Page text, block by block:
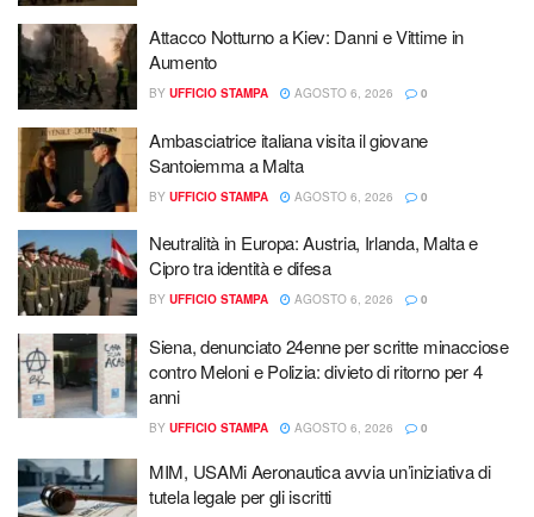
Attacco Notturno a Kiev: Danni e Vittime in
Aumento
BY UFFICIO STAMPA AGOSTO 6, 2026 0
Ambasciatrice italiana visita il giovane
Santoiemma a Malta
BY UFFICIO STAMPA AGOSTO 6, 2026 0
Neutralità in Europa: Austria, Irlanda, Malta e
Cipro tra identità e difesa
BY UFFICIO STAMPA AGOSTO 6, 2026 0
Siena, denunciato 24enne per scritte minacciose
contro Meloni e Polizia: divieto di ritorno per 4
anni
BY UFFICIO STAMPA AGOSTO 6, 2026 0
MIM, USAMi Aeronautica avvia un’iniziativa di
tutela legale per gli iscritti